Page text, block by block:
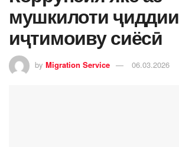
мушкилоти ҷиддии
иҷтимоиву сиёсӣ
by Migration Service 06.03.2026